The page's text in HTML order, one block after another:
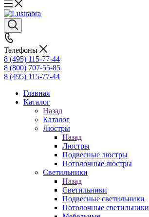
Телефоны
8 (495) 115-77-44
8 (800) 707-55-85
8 (495) 115-77-44
Главная
Каталог
Назад
Каталог
Люстры
Назад
Люстры
Подвесные люстры
Потолочные люстры
Светильники
Назад
Светильники
Подвесные светильники
Потолочные светильники